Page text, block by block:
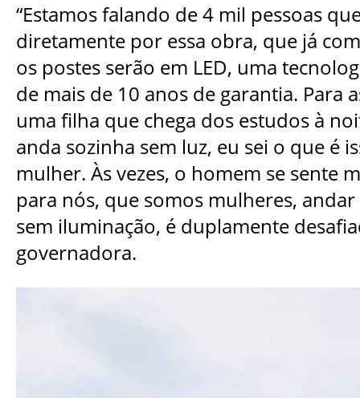
“Estamos falando de 4 mil pessoas
diretamente por essa obra, que já
os postes serão em LED, uma
de mais de 10 anos de garantia. Para
uma filha que chega dos estudos à
anda sozinha sem luz, eu sei o que é
mulher. Às vezes, o homem se sente
para nós, que somos mulheres,
sem iluminação, é duplamente
governadora.